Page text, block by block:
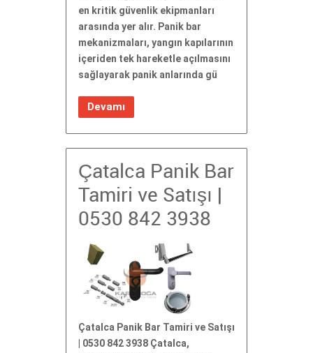
en kritik güvenlik ekipmanları
arasında yer alır. Panik bar
mekanizmaları, yangın kapılarının
içeriden tek hareketle açılmasını
sağlayarak panik anlarında gü
Devamı
Çatalca Panik Bar
Tamiri ve Satışı |
0530 842 3938
Çatalca Panik Bar Tamiri ve Satışı
| 0530 842 3938 Çatalca,